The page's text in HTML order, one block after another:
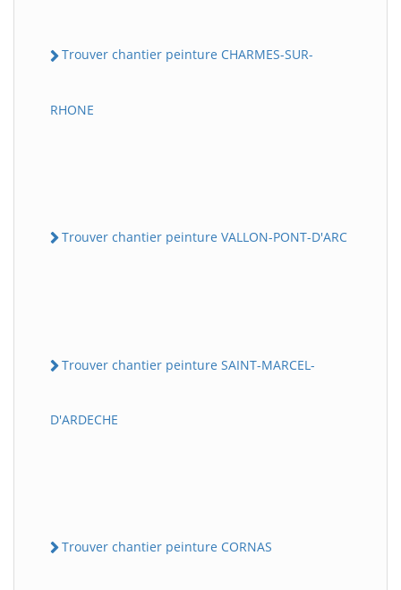
Trouver chantier peinture CHARMES-SUR-
RHONE
Trouver chantier peinture VALLON-PONT-D'ARC
Trouver chantier peinture SAINT-MARCEL-
D'ARDECHE
Trouver chantier peinture CORNAS